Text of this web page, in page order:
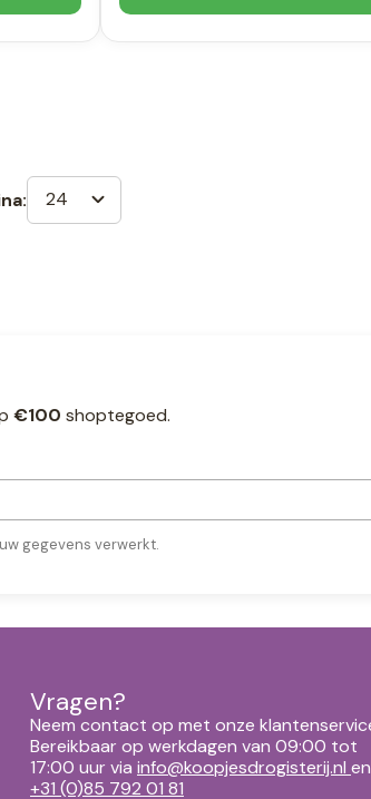
24
€100 shoptegoed.
gegevens verwerkt.
Vragen?
Neem contact op met onze
Bereikbaar op werkdagen van 09:00 tot
17:00 uur via info@koopjesdrogisterij.nl en
+31 (0)85 792 01 81